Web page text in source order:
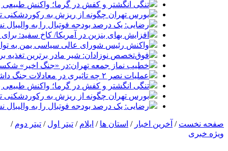
تنگی انگشتر و کفش در گرما؛ واکنش طبیعی
بورس تهران چگونه از ریزش به رکوردشکنی
رضایی: یک درصد بودجه فوتبال را به والیبال
افزایش بهای بنزین در آمریکا/ کاخ سفید:
واکنش رئیس شورای عالی سیاسی یمن به
فوق‌تخصص نوزادان: شیر مادر برترین تغذیه
خطیب نماز جمعه تهران:در «جنگ اخیر»
عملیات نصر ۲ چه تاثیری در معادلات جنگ داشت؟ *سعدالله زارعی
تنگی انگشتر و کفش در گرما؛ واکنش طبیعی
بورس تهران چگونه از ریزش به رکوردشکنی
رضایی: یک درصد بودجه فوتبال را به والیبال
صفحه نخست / آخرین اخبار / استان ها / ایلام / تیتر اول / تیتر دوم /
ویژه خبری